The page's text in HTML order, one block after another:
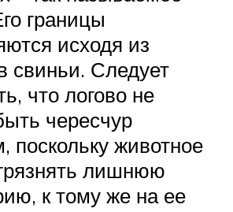
границы
исходя из
свиньи. Следует
что логово не
чересчур
поскольку животное
лишнюю
к тому же на ее